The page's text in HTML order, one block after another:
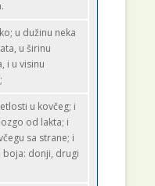
u dužinu neka
u širinu
i u visinu
u kovčeg; i
od lakta; i
sa strane; i
boja: donji, drugi